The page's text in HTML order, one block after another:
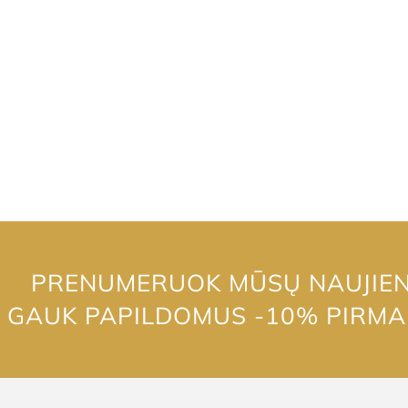
PRENUMERUOK MŪSŲ
GAUK PAPILDOMUS -10%